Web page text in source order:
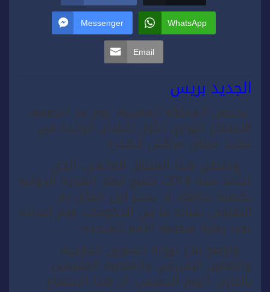
Messenger WhatsApp
Email
الجديد بريس
تحتضن المملكة المغربية، يوم غد الجمعة،
الاجتماع الوزاري الأول للبلدان الرائدة في
تنفيذ ميثاق مراكش للهجرة.
ويغطي هذا الميثاق العالمي، الذي
اعتُمد سنة 2018، جميع أبعاد الهجرة الدولية
بكيفية شاملة، إذ يعتبر أول اتفاق تم
التفاوض بشأنه ما بين الحكومات، وتم إعداده
تحت رعاية منظمة الأمم المتحدة.
وأوضح بلاغ لوزارة الشؤون الخارجية
والتعاون الإفريقي والمغاربة المقيمين
بالخارج، اليوم الخميس، أن هذا الاجتماع